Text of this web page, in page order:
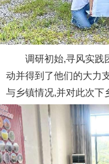
调研初始,寻风实践
动并得到了他们的大力
与乡镇情况,并对此次下